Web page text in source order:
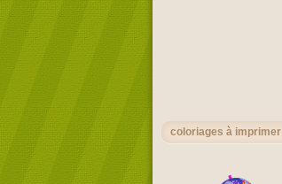
coloriages à imprimer